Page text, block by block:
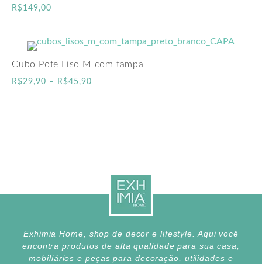
R$149,00
Cubo Pote Liso M com tampa
R$29,90 – R$45,90
Exhimia Home, shop de decor e lifestyle. Aqui você
encontra produtos de alta qualidade para sua casa,
mobiliários e peças para decoração, utilidades e